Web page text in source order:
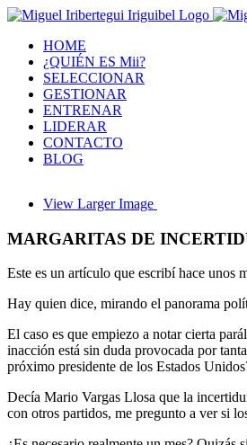
HOME
¿QUIÉN ES Mii?
SELECCIONAR
GESTIONAR
ENTRENAR
LIDERAR
CONTACTO
BLOG
View Larger Image
MARGARITAS DE
Este es un artículo que escribí hace unos
Hay quien dice, mirando el panorama
El caso es que empiezo a notar cierta
inacción está sin duda provocada por
próximo presidente de los Estados
Decía Mario Vargas Llosa que la
con otros partidos, me pregunto a ver si